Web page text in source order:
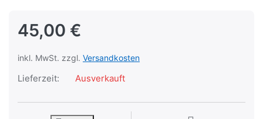
45,00 €
inkl. MwSt. zzgl. Versandkosten
Lieferzeit: Ausverkauft